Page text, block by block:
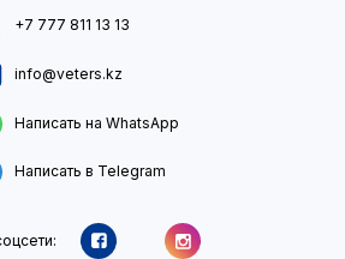
+7 777 811 13 13
info@veters.kz
Написать на WhatsApp
Написать в Telegram